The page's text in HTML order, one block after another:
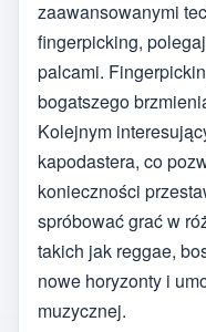
zaawansowanymi
fingerpicking,
palcami.
bogatszego
Kolejnym
kapodastera, co
konieczności
spróbować grać w
takich jak reggae,
nowe horyzonty i
muzycznej.